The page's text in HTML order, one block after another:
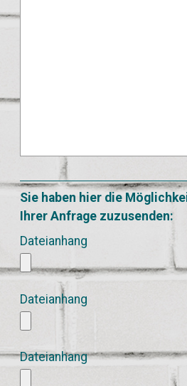
Sie haben hier die
Ihrer Anfrage zuzusenden:
Dateianhang
Dateianhang
Dateianhang